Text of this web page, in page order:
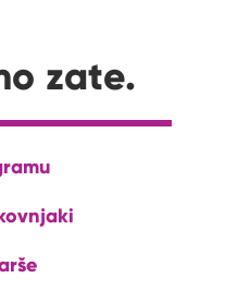
zate.